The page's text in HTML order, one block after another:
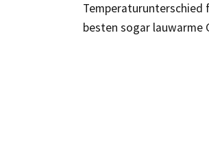
Temperaturunterschied
besten sogar lauwarme